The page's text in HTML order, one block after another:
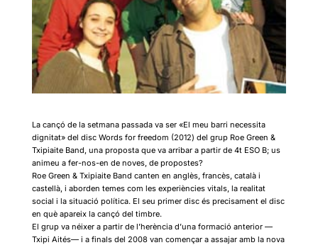
La cançó de la setmana passada va ser «El meu barri necessita
dignitat» del disc Words for freedom (2012) del grup Roe Green &
Txipiaite Band, una proposta que va arribar a partir de 4t ESO B; us
animeu a fer-nos-en de noves, de propostes?
Roe Green & Txipiaite Band canten en anglès, francès, català i
castellà, i aborden temes com les experiències vitals, la realitat
social i la situació política. El seu primer disc és precisament el disc
en què apareix la cançó del timbre.
El grup va néixer a partir de l’herència d’una formació anterior —
Txipi Aités— i a finals del 2008 van començar a assajar amb la nova